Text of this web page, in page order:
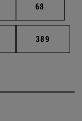
Páginas intermedias
Página
68
Páginas intermedias
Página
389